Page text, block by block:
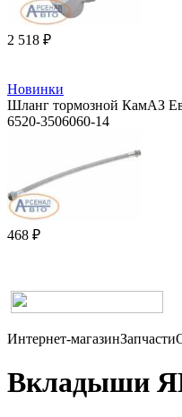
2 518 ₽
Новинки
Шланг тормозной КамАЗ
6520-3506060-14
468 ₽
Интернет-магазинЗапчасти
Вкладыши